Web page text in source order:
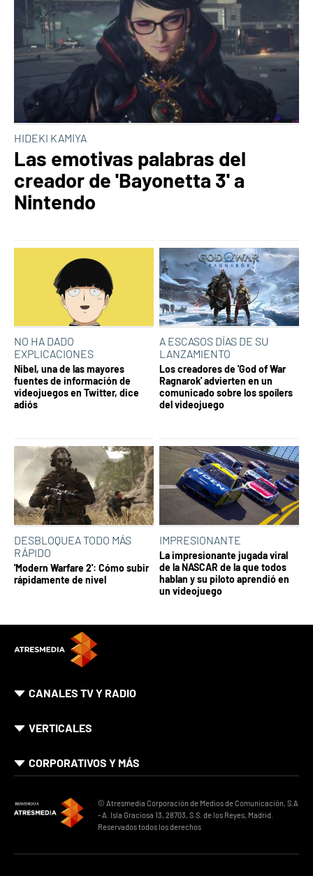
HIDEKI KAMIYA
Las emotivas palabras del
creador de 'Bayonetta 3' a
Nintendo
NO HA DADO
EXPLICACIONES
Nibel, una de las mayores
fuentes de información de
videojuegos en Twitter, dice
adiós
A ESCASOS DÍAS DE SU
LANZAMIENTO
Los creadores de 'God of War
Ragnarok' advierten en un
comunicado sobre los spoílers
del videojuego
DESBLOQUEA TODO MÁS
RÁPIDO
'Modern Warfare 2': Cómo subir
rápidamente de nivel
IMPRESIONANTE
La impresionante jugada viral
de la NASCAR de la que todos
hablan y su piloto aprendió en
un videojuego
CANALES TV Y RADIO
VERTICALES
CORPORATIVOS Y MÁS
© Atresmedia Corporación de Medios de Comunicación, S.A
- A. Isla Graciosa 13, 28703, S.S. de los Reyes, Madrid.
Reservados todos los derechos